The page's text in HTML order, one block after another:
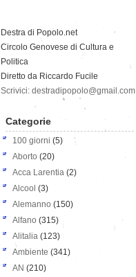
Destra di Popolo.net
Circolo Genovese di Cultura e
Politica
Diretto da Riccardo Fucile
Scrivici: destradipopolo@gmail.com
Categorie
100 giorni (5)
Aborto (20)
Acca Larentia (2)
Alcool (3)
Alemanno (150)
Alfano (315)
Alitalia (123)
Ambiente (341)
AN (210)